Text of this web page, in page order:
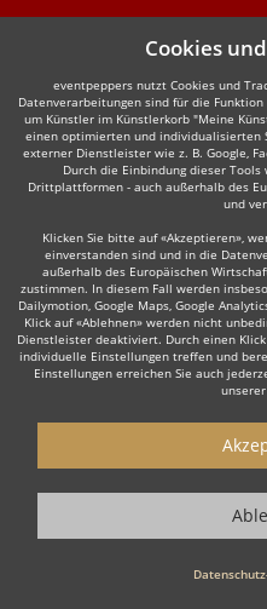
© 2010-2026 eventpeppers UG
vorbehalten.
Cookies
eventpeppers nutzt Cookies und
Datenverarbeitungen sind für die
um Künstler im Künstlerkorb "Meine
einen optimierten und individualisierten
externer Dienstleister wie z. B. Google,
Durch die Einbindung dieser
Drittplattformen - auch außerhalb des
und
Klicken Sie bitte auf «Akzeptieren»,
einverstanden sind und in die
außerhalb des Europäischen
zustimmen. In diesem Fall werden
Dailymotion, Google Maps, Google
Klick auf «Ablehnen» werden nicht
Dienstleister deaktiviert. Durch einen
individuelle Einstellungen treffen und
Einstellungen erreichen Sie auch